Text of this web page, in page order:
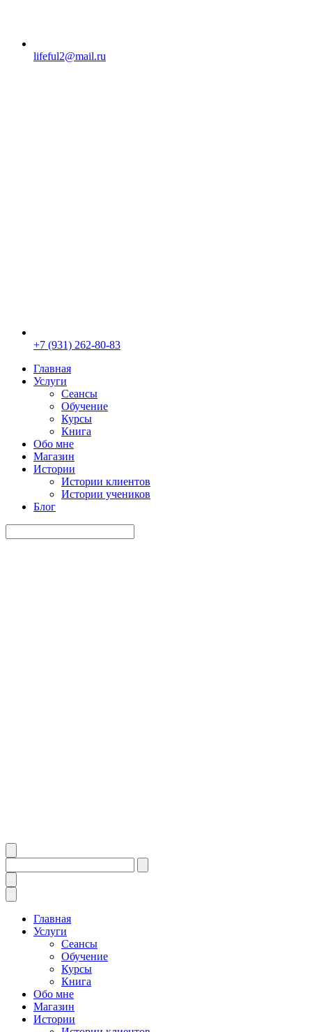
lifeful2@mail.ru
+7 (931) 262-80-83
Главная
Услуги
Сеансы
Обучение
Курсы
Книга
Обо мне
Магазин
Истории
Истории клиентов
Истории учеников
Блог
Главная
Услуги
Сеансы
Обучение
Курсы
Книга
Обо мне
Магазин
Истории